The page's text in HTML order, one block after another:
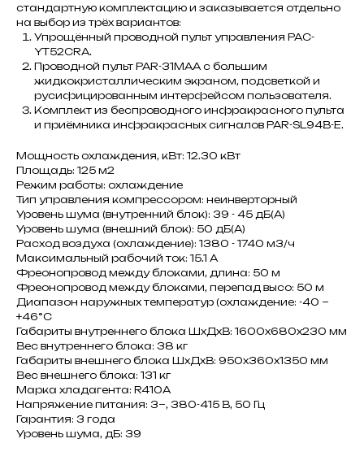
стандартную комплектацию и заказывается отдельно
на выбор из трёх вариантов:
Упрощённый проводной пульт управления PAC-
YT52CRA.
Проводной пульт PAR-31MAA с большим
жидкокристаллическим экраном, подсветкой и
русифицированным интерфейсом пользователя.
Комплект из беспроводного инфракрасного пульта
и приёмника инфракрасных сигналов PAR-SL94B-E.
Мощность охлаждения, кВт: 12.30 кВт
Площадь: 125 м2
Режим работы: охлаждение
Тип управления компрессором: неинверторный
Уровень шума (внутренний блок): 39 - 45 дБ(А)
Уровень шума (внешний блок): 50 дБ(А)
Расход воздуха (охлаждение): 1380 - 1740 м3/ч
Максимальный рабочий ток: 15.1 A
Фреонопровод между блоками, длина: 50 м
Фреонопровод между блоками, перепад высо: 50 м
Диапазон наружных температур (охлаждение: -40 ~
+46°C
Габариты внутреннего блока ШxДxВ: 1600x680x230 мм
Вес внутреннего блока: 38 кг
Габариты внешнего блока ШxДxВ: 950x360x1350 мм
Вес внешнего блока: 131 кг
Марка хладагента: R410A
Напряжение питания: 3~, 380-415 В, 50 Гц
Гарантия: 3 года
Уровень шума, дБ: 39